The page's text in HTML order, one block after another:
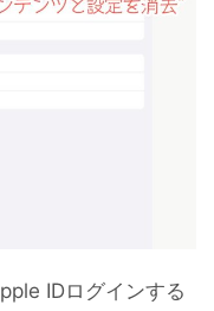
IDログインする